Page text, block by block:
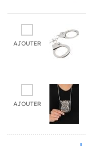
AJOUTER
AJOUTER